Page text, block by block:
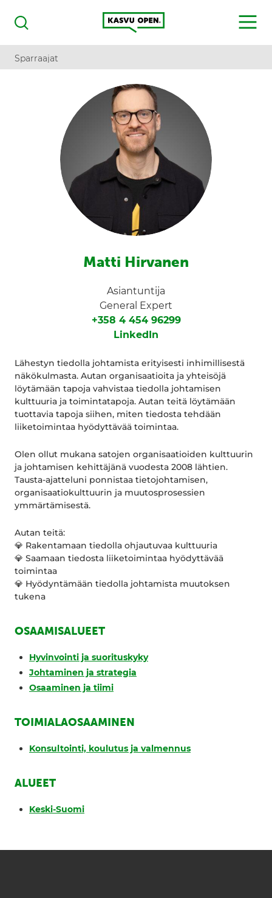
Haku
Kasvu Open
MENU
Sparraajat
Matti Hirvanen
Asiantuntija
General Expert
+358 4 454 96299
LinkedIn
Lähestyn tiedolla johtamista erityisesti inhimillisestä
näkökulmasta. Autan organisaatioita ja yhteisöjä
löytämään tapoja vahvistaa tiedolla johtamisen
kulttuuria ja toimintatapoja. Autan teitä löytämään
tuottavia tapoja siihen, miten tiedosta tehdään
liiketoimintaa hyödyttävää toimintaa.
Olen ollut mukana satojen organisaatioiden kulttuurin
ja johtamisen kehittäjänä vuodesta 2008 lähtien.
Tausta-ajatteluni ponnistaa tietojohtamisen,
organisaatiokulttuurin ja muutosprosessien
ymmärtämisestä.
Autan teitä:
💎 Rakentamaan tiedolla ohjautuvaa kulttuuria
💎 Saamaan tiedosta liiketoimintaa hyödyttävää
toimintaa
💎 Hyödyntämään tiedolla johtamista muutoksen
tukena
OSAAMISALUEET
Hyvinvointi ja suorituskyky
Johtaminen ja strategia
Osaaminen ja tiimi
TOIMIALAOSAAMINEN
Konsultointi, koulutus ja valmennus
ALUEET
Keski-Suomi